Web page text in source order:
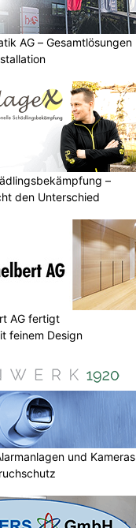
AG – Gesamtlösungen
–
den Unterschied
AG fertigt
feinem Design
und Kameras